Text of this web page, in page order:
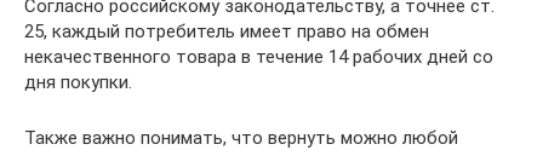
Согласно российскому законодательству, а точнее ст.
25, каждый потребитель имеет право на обмен
некачественного товара в течение 14 рабочих дней со
дня покупки.
Также важно понимать, что вернуть можно любой